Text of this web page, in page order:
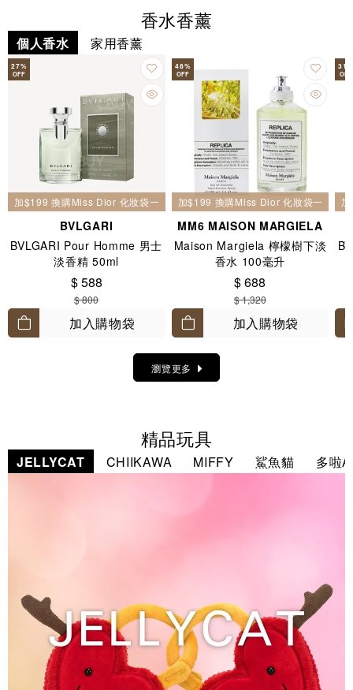
香水香薰
個人香水 家用香薰
27%
OFF
加$199 換購Miss Dior 化妝袋一個
BVLGARI
BVLGARI Pour Homme 男士
淡香精 50ml
$ 588
$ 800
加入購物袋
48%
OFF
加$199 換購Miss Dior 化妝袋一個
MM6 MAISON MARGIELA
Maison Margiela 檸檬樹下淡
香水 100毫升
$ 688
$ 1,320
加入購物袋
31
OFF
瀏覽更多
精品玩具
JELLYCAT CHIIKAWA MIFFY 鯊魚貓 多啦